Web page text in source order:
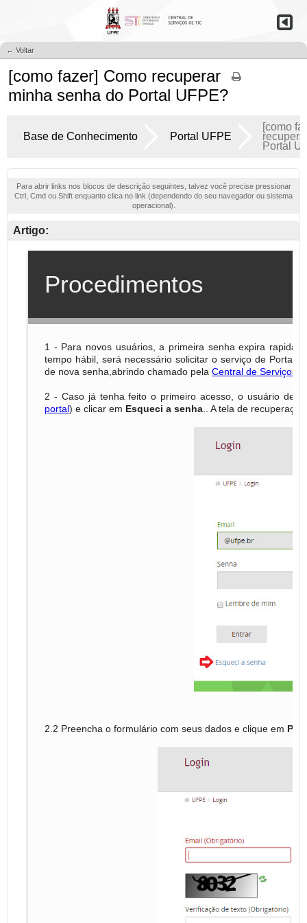
← Voltar
[como fazer] Como recuperar
minha senha do Portal UFPE?
Base de Conhecimento Portal UFPE
[como
Portal
Para abrir links nos blocos de descrição seguintes, talvez você precise pressionar
Ctrl, Cmd ou Shift enquanto clica no link (dependendo do seu navegador ou sistema
operacional).
Artigo: